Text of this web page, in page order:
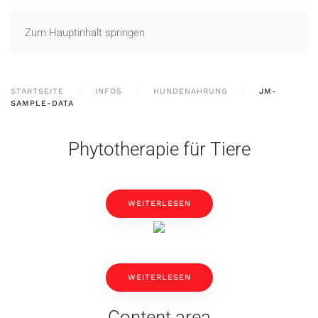
Zum Hauptinhalt springen
STARTSEITE INFOS HUNDENAHRUNG
JM-
SAMPLE-DATA
Phytotherapie für Tiere
WEITERLESEN
WEITERLESEN